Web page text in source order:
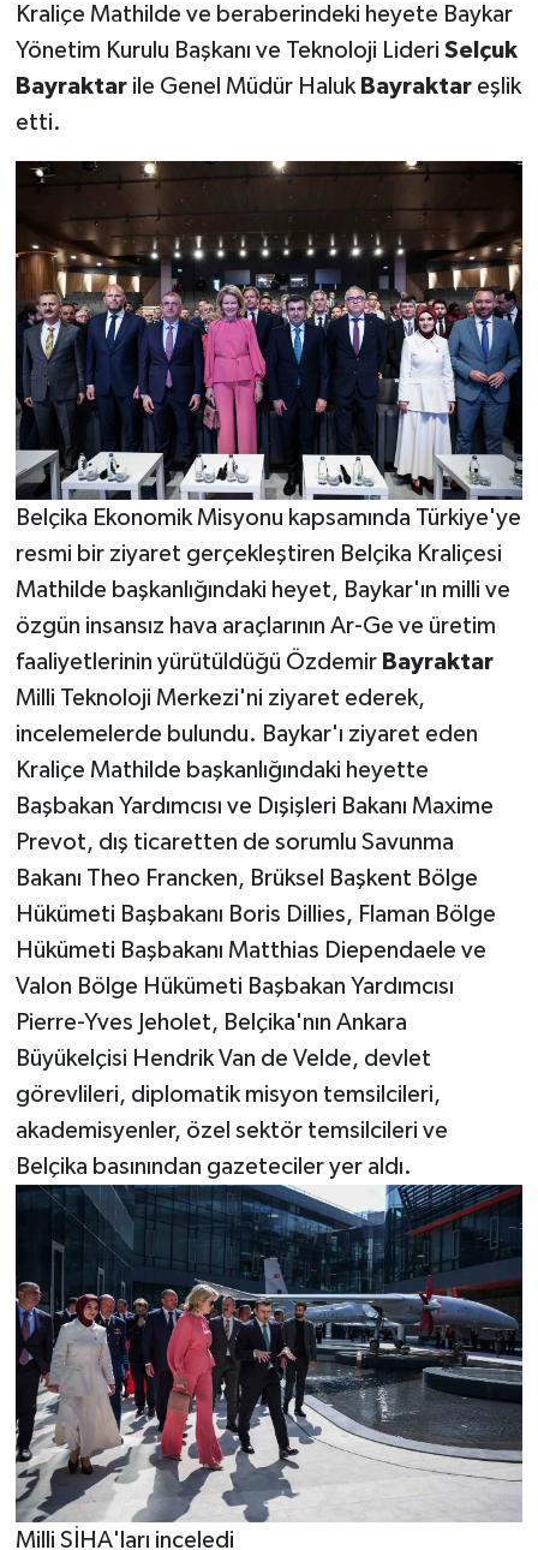
Kraliçe Mathilde ve beraberindeki heyete Baykar
Yönetim Kurulu Başkanı ve Teknoloji Lideri Selçuk
Bayraktarile Genel Müdür Haluk Bayraktareşlik
etti.
Belçika Ekonomik Misyonu kapsamında Türkiye'ye
resmi bir ziyaret gerçekleştiren Belçika Kraliçesi
Mathilde başkanlığındaki heyet, Baykar'ın milli ve
özgün insansız hava araçlarının Ar-Ge ve üretim
faaliyetlerinin yürütüldüğü Özdemir Bayraktar
Milli Teknoloji Merkezi'ni ziyaret ederek,
incelemelerde bulundu. Baykar'ı ziyaret eden
Kraliçe Mathilde başkanlığındaki heyette
Başbakan Yardımcısı ve Dışişleri Bakanı Maxime
Prevot, dış ticaretten de sorumlu Savunma
Bakanı Theo Francken, Brüksel Başkent Bölge
Hükümeti Başbakanı Boris Dillies, Flaman Bölge
Hükümeti Başbakanı Matthias Diependaele ve
Valon Bölge Hükümeti Başbakan Yardımcısı
Pierre-Yves Jeholet, Belçika'nın Ankara
Büyükelçisi Hendrik Van de Velde, devlet
görevlileri, diplomatik misyon temsilcileri,
akademisyenler, özel sektör temsilcileri ve
Belçika basınından gazeteciler yer aldı.
Milli SİHA'ları inceledi